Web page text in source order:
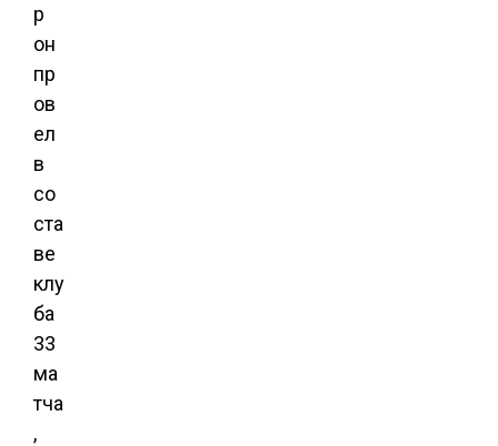
р
он
пр
ов
ел
в
со
ста
ве
клу
ба
33
ма
тча
,